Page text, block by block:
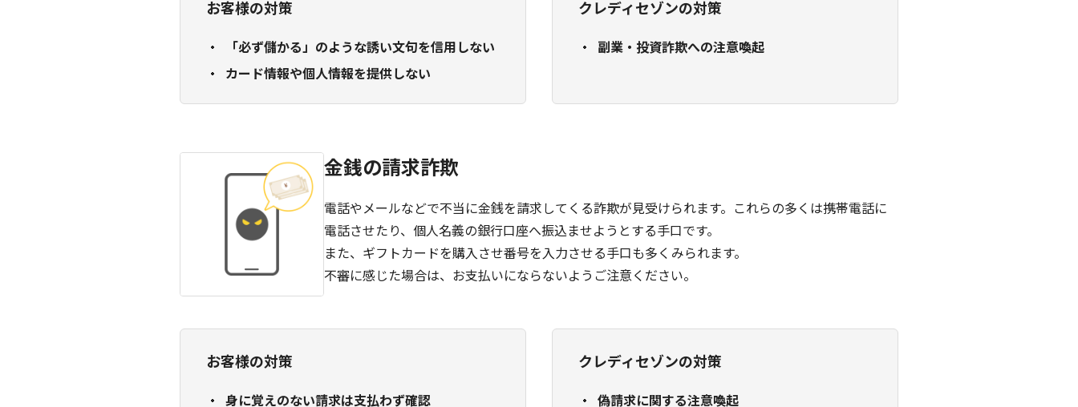
お客様の対策
「必ず儲かる」のような誘い文句を信用しない
カード情報や個人情報を提供しない
クレディセゾンの対策
副業・投資詐欺への注意喚起
金銭の請求詐欺
電話やメールなどで不当に金銭を請求してくる詐欺が見受けられます。これらの多くは携帯電話に
電話させたり、個人名義の銀行口座へ振込ませようとする手口です。
また、ギフトカードを購入させ番号を入力させる手口も多くみられます。
不審に感じた場合は、お支払いにならないようご注意ください。
お客様の対策
身に覚えのない請求は支払わず確認
クレディセゾンの対策
偽請求に関する注意喚起